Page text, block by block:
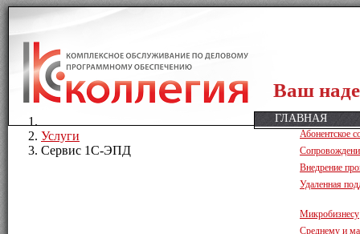
Ваш
Услуги
Сервис 1С‑ЭПД
ГЛАВНАЯ
Абонентское
Внедрение
Удаленная
Микробизнесу
Среднему и